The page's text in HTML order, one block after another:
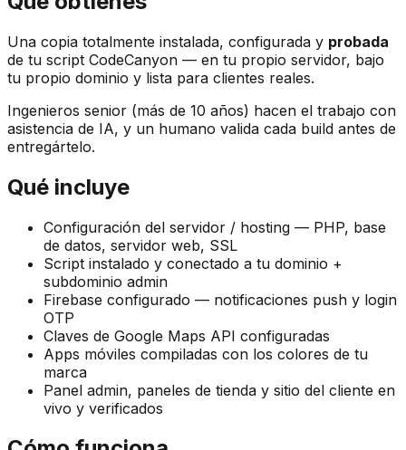
Una copia totalmente instalada, configurada y probada
de tu script CodeCanyon — en tu propio servidor, bajo
tu propio dominio y lista para clientes reales.
Ingenieros senior (más de 10 años) hacen el trabajo con
asistencia de IA, y un humano valida cada build antes de
entregártelo.
Qué incluye
Configuración del servidor / hosting — PHP, base
de datos, servidor web, SSL
Script instalado y conectado a tu dominio +
subdominio admin
Firebase configurado — notificaciones push y login
OTP
Claves de Google Maps API configuradas
Apps móviles compiladas con los colores de tu
marca
Panel admin, paneles de tienda y sitio del cliente en
vivo y verificados